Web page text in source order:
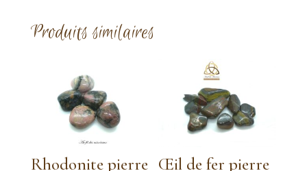
Produits similaires
Rhodonite pierre Œil de fer pierre